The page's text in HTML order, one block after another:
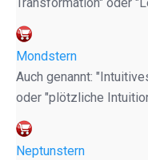
Mondstern
Auch genannt:
oder "plötzliche
Neptunstern